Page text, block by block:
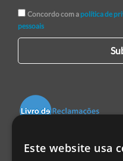
Concordo com a política de
pessoais
Centro de Arbitragem de
Este website usa